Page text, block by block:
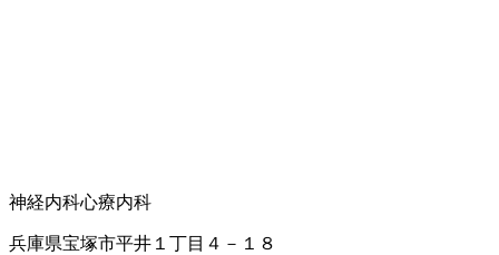
神経内科心療内科
兵庫県宝塚市平井１丁目４－１８